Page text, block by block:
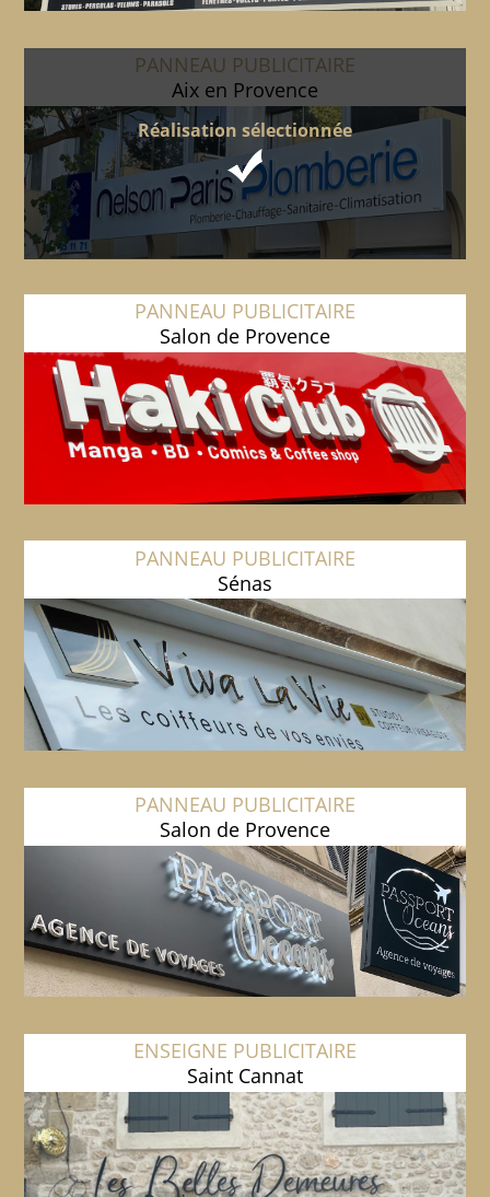
Réalisation sélectionnée
PANNEAU PUBLICITAIRE
Aix en Provence
PANNEAU PUBLICITAIRE
Salon de Provence
PANNEAU PUBLICITAIRE
Sénas
PANNEAU PUBLICITAIRE
Salon de Provence
ENSEIGNE PUBLICITAIRE
Saint Cannat